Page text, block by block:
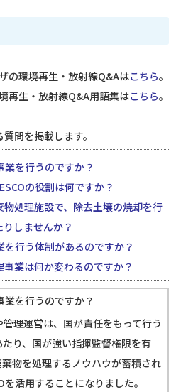
の環境再生・放射線Q&Aはこちら。
再生・放射線Q&A用語集はこちら。
問を掲載します。
業を行うのですか？
の役割は何ですか？
物処理施設で、除去土壌の焼却を行
しませんか？
を行う体制があるのですか？
業は何か変わるのですか？
業を行うのですか？
理運営は、国が責任をもって行う
り、国が強い指揮監督権限を有
物を処理するノウハウが蓄積され
活用することになりました。